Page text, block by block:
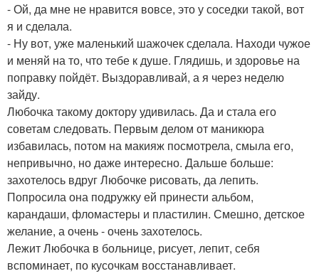
- Ой, да мне не нравится вовсе, это у соседки такой, вот
я и сделала.
- Ну вот, уже маленький шажочек сделала. Находи чужое
и меняй на то, что тебе к душе. Глядишь, и здоровье на
поправку пойдёт. Выздоравливай, а я через неделю
зайду.
Любочка такому доктору удивилась. Да и стала его
советам следовать. Первым делом от маникюра
избавилась, потом на макияж посмотрела, смыла его,
непривычно, но даже интересно. Дальше больше:
захотелось вдруг Любочке рисовать, да лепить.
Попросила она подружку ей принести альбом,
карандаши, фломастеры и пластилин. Смешно, детское
желание, а очень - очень захотелось.
Лежит Любочка в больнице, рисует, лепит, себя
вспоминает, по кусочкам восстанавливает.